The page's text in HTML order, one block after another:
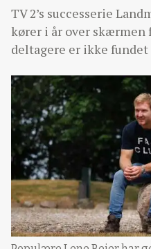
TV 2’s successerie
kører i år over skærmen
deltagere er ikke fundet